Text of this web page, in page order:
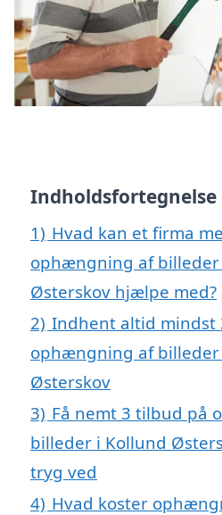
Indholdsfortegnelse
1) Hvad kan et firma
ophængning af billeder
Østerskov hjælpe med?
2) Indhent altid mindst
ophængning af billeder
Østerskov
3) Få nemt 3 tilbud på
billeder i Kollund
tryg ved
4) Hvad koster